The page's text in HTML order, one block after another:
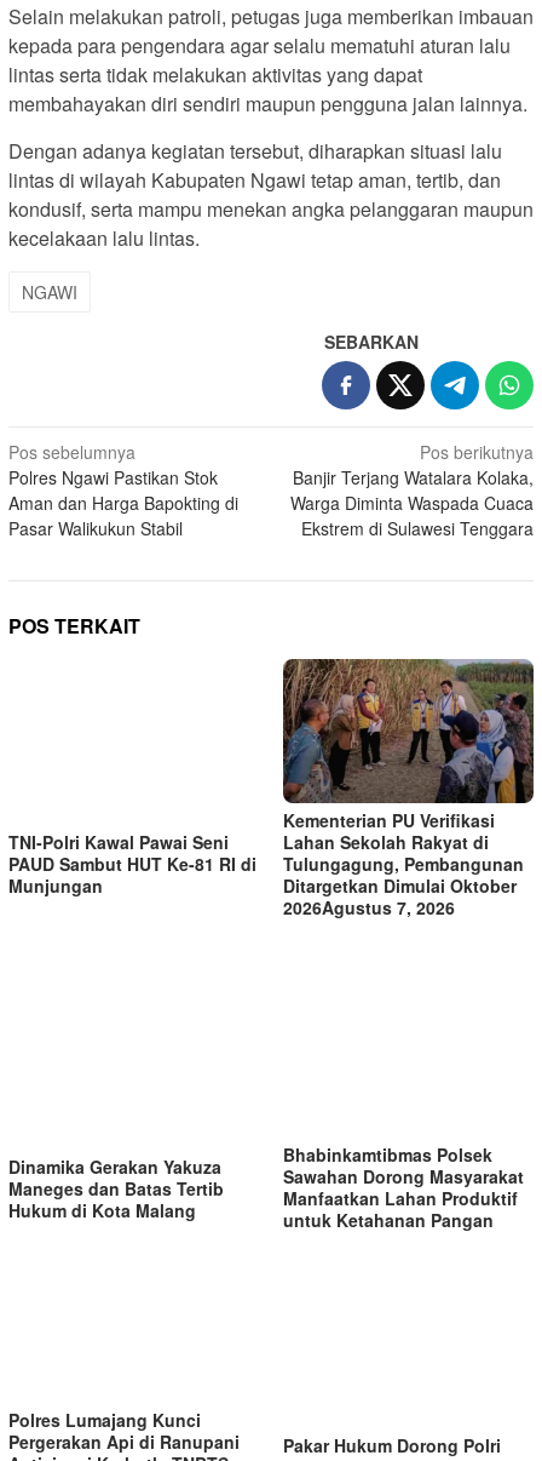
Selain melakukan patroli, petugas juga memberikan imbauan
kepada para pengendara agar selalu mematuhi aturan lalu
lintas serta tidak melakukan aktivitas yang dapat
membahayakan diri sendiri maupun pengguna jalan lainnya.
Dengan adanya kegiatan tersebut, diharapkan situasi lalu
lintas di wilayah Kabupaten Ngawi tetap aman, tertib, dan
kondusif, serta mampu menekan angka pelanggaran maupun
kecelakaan lalu lintas.
NGAWI
SEBARKAN
Navigasi
pos
Pos sebelumnya
Polres Ngawi Pastikan Stok
Aman dan Harga Bapokting di
Pasar Walikukun Stabil
Pos berikutnya
Banjir Terjang Watalara Kolaka,
Warga Diminta Waspada Cuaca
Ekstrem di Sulawesi Tenggara
POS TERKAIT
TNI-Polri Kawal Pawai Seni
PAUD Sambut HUT Ke-81 RI di
Munjungan
Kementerian PU Verifikasi
Lahan Sekolah Rakyat di
Tulungagung, Pembangunan
Ditargetkan Dimulai Oktober
2026Agustus 7, 2026
Dinamika Gerakan Yakuza
Maneges dan Batas Tertib
Hukum di Kota Malang
Bhabinkamtibmas Polsek
Sawahan Dorong Masyarakat
Manfaatkan Lahan Produktif
untuk Ketahanan Pangan
Polres Lumajang Kunci
Pergerakan Api di Ranupani
Pakar Hukum Dorong Polri